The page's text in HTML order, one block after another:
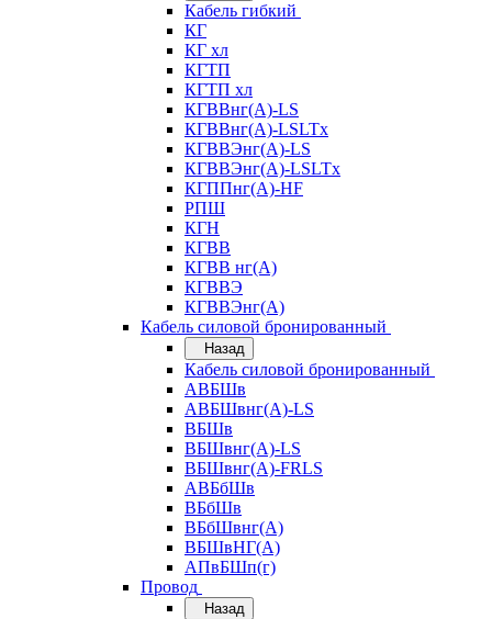
Кабель гибкий
КГ
КГ хл
КГТП
КГТП хл
КГВВнг(А)-LS
КГВВнг(А)-LSLTx
КГВВЭнг(А)-LS
КГВВЭнг(А)-LSLTx
КГППнг(А)-HF
РПШ
КГН
КГВВ
КГВВ нг(А)
КГВВЭ
КГВВЭнг(А)
Кабель силовой бронированный
Назад
Кабель силовой бронированный
АВБШв
АВБШвнг(А)-LS
ВБШв
ВБШвнг(А)-LS
ВБШвнг(А)-FRLS
АВБбШв
ВБбШв
ВБбШвнг(А)
ВБШвНГ(А)
АПвБШп(г)
Провод
Назад